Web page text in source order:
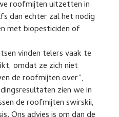
roofmijten uitzetten in
dan echter zal het nodig
met biopesticiden of
vinden telers vaak te
omdat ze zich niet
de roofmijten over”,
zien we in
de roofmijten swirskii,